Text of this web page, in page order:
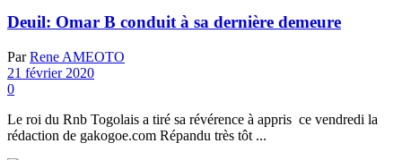
Deuil: Omar B conduit à sa dernière demeure
Par Rene AMEOTO
21 février 2020
0
Le roi du Rnb Togolais a tiré sa révérence à appris ce vendredi la
rédaction de gakogoe.com Répandu très tôt ...